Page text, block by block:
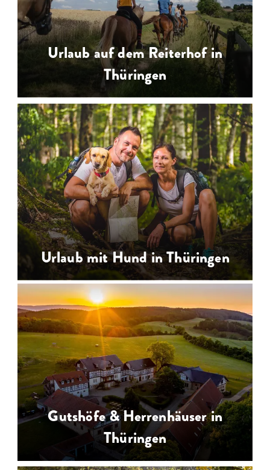
Gutshöfe & Herrenhäuser in
Thüringen
Urlaub mit Hund in Thüringen
Urlaub mit Hund in Thüringen -
hundefreundliche Unterkünfte für
Hundeurlaub auf dem Bauernhof und
auf dem Land
Urlaub auf dem Reiterhof in
Thüringen
Urlaub auf dem Reiterhof in
Thüringen - Reiterhöfe für
Reiturlaub, Reiterferien für Kinder,
Reitunterricht, Westernreiten,
Ponyreiten
…